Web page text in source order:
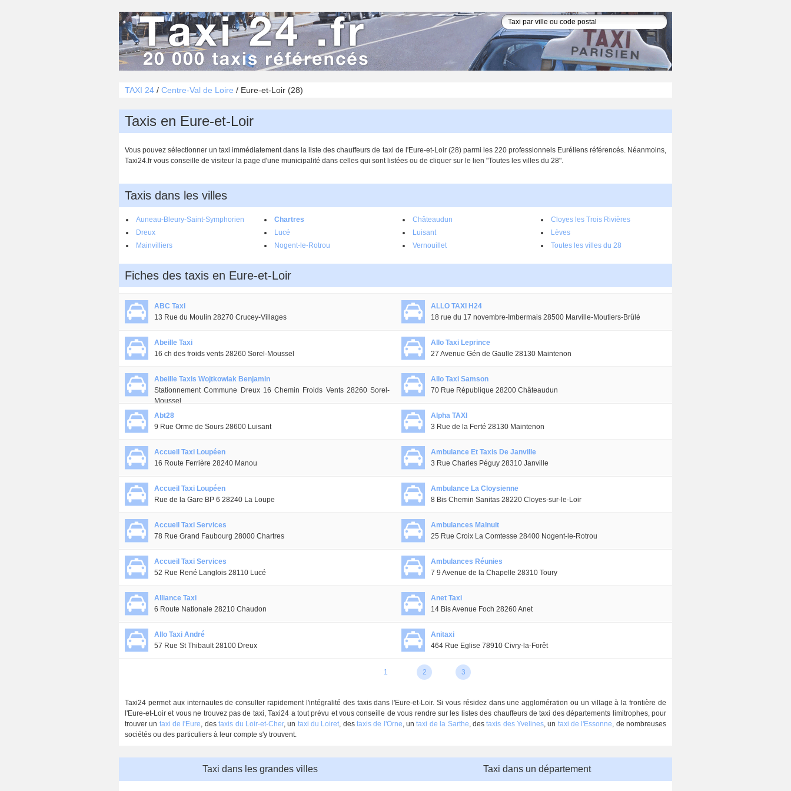
TAXI 24 / Centre-Val de Loire / Eure-et-Loir (28)
Taxis en Eure-et-Loir
Vous pouvez sélectionner un taxi immédiatement dans la liste des chauffeurs de taxi de l'Eure-et-Loir (28) parmi les 220 professionnels Euréliens référencés. Néanmoins,
Taxi24.fr vous conseille de visiteur la page d'une municipalité dans celles qui sont listées ou de cliquer sur le lien "Toutes les villes du 28".
Taxis dans les villes
Auneau-Bleury-Saint-Symphorien Chartres Châteaudun
Cloyes les Trois Rivières
Dreux
Lucé Luisant
Lèves
Mainvilliers
Nogent-le-Rotrou Vernouillet Toutes les villes du 28
Fiches des taxis en Eure-et-Loir
ABC Taxi
13 Rue du Moulin 28270 Crucey-Villages
Abeille Taxi
16 ch des froids vents 28260 Sorel-Moussel
Abeille Taxis Wojtkowiak Benjamin
Stationnement Commune Dreux 16 Chemin Froids Vents 28260 Sorel-
Moussel
Abt28
9 Rue Orme de Sours 28600 Luisant
Accueil Taxi Loupéen
16 Route Ferrière 28240 Manou
Accueil Taxi Loupéen
Rue de la Gare BP 6 28240 La Loupe
Accueil Taxi Services
78 Rue Grand Faubourg 28000 Chartres
Accueil Taxi Services
52 Rue René Langlois 28110 Lucé
Alliance Taxi
6 Route Nationale 28210 Chaudon
Allo Taxi André
57 Rue St Thibault 28100 Dreux
ALLO TAXI H24
18 rue du 17 novembre-Imbermais 28500 Marville-Moutiers-Brûlé
Allo Taxi Leprince
27 Avenue Gén de Gaulle 28130 Maintenon
Allo Taxi Samson
70 Rue République 28200 Châteaudun
Alpha TAXI
3 Rue de la Ferté 28130 Maintenon
Ambulance Et Taxis De Janville
3 Rue Charles Péguy 28310 Janville
Ambulance La Cloysienne
8 Bis Chemin Sanitas 28220 Cloyes-sur-le-Loir
Ambulances Malnuit
25 Rue Croix La Comtesse 28400 Nogent-le-Rotrou
Ambulances Réunies
7 9 Avenue de la Chapelle 28310 Toury
Anet Taxi
14 Bis Avenue Foch 28260 Anet
Anitaxi
464 Rue Eglise 78910 Civry-la-Forêt
1 2 3
Taxi24 permet aux internautes de consulter rapidement l'intégralité des taxis dans l'Eure-et-Loir. Si vous résidez dans une agglomération ou un village à la frontière de
l'Eure-et-Loir et vous ne trouvez pas de taxi, Taxi24 a tout prévu et vous conseille de vous rendre sur les listes des chauffeurs de taxi des départements limitrophes, pour
trouver un taxi de l'Eure, destaxis du Loir-et-Cher, un taxi du Loiret, destaxis de l'Orne, untaxi de la Sarthe, destaxis des Yvelines, un taxi de l'Essonne, de nombreuses
sociétés ou des particuliers à leur compte s'y trouvent.
Taxi dans les grandes villes Taxi dans un département